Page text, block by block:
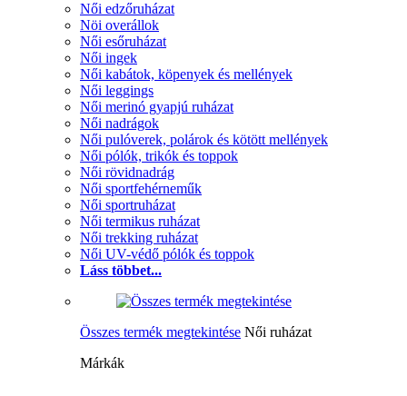
Női edzőruházat
Nöi overállok
Női esőruházat
Női ingek
Női kabátok, köpenyek és mellények
Női leggings
Női merinó gyapjú ruházat
Női nadrágok
Női pulóverek, polárok és kötött mellények
Női pólók, trikók és toppok
Női rövidnadrág
Női sportfehérneműk
Női sportruházat
Női termikus ruházat
Női trekking ruházat
Női UV-védő pólók és toppok
Láss többet...
Összes termék megtekintése Női ruházat
Márkák